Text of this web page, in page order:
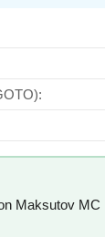
Maksutov MC